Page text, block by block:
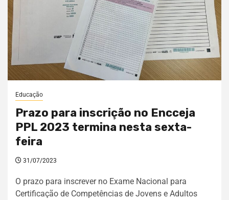
Educação
Prazo para inscrição no Encceja
PPL 2023 termina nesta sexta-
feira
31/07/2023
O prazo para inscrever no Exame Nacional para
Certificação de Competências de Jovens e Adultos